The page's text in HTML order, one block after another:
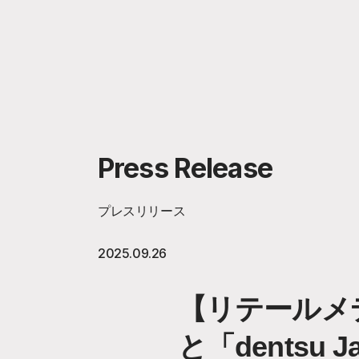
Press Release
プレスリリース
2025.09.26
【リテール
と「dentsu